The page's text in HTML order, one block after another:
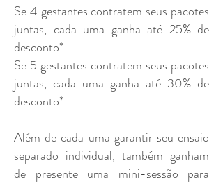
Se 4 gestantescontratem seus pacotes
juntas, cada uma ganha até 25% de
desconto*.
Se 5 gestantes contratem seus pacotes
juntas, cada uma ganha até 30% de
desconto*.
Além de cada uma garantir seu ensaio
separado individual, também ganham
de presente uma mini-sessão para